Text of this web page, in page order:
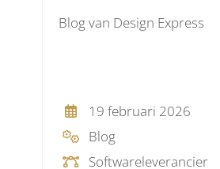
en inspiratie
Blog van Design Express
19 februari 2026
Blog
Softwareleverancier